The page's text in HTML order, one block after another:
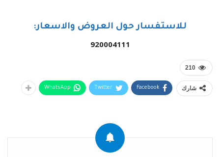
للاستفسار حول العروض والاسعار:
920004111
210
شارك Facebook
Twitter
WhatsApp